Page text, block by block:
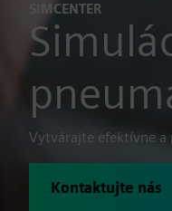
SIMCENTER
Vytvárajte efektívne
Kontaktujte nás